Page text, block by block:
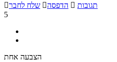
שלח לחבר הדפסה  תגובות
5
הצבעה אחת